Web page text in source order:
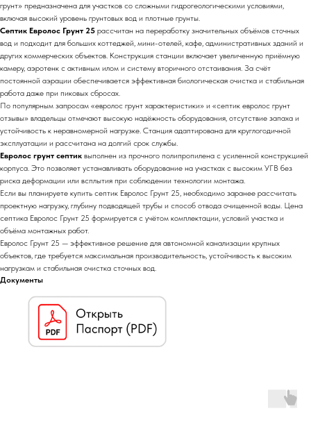
грунт» предназначена для участков со сложными гидрогеологическими условиями,
включая высокий уровень грунтовых вод и плотные грунты.
Септик Евролос Грунт 25 рассчитан на переработку значительных объёмов сточных
вод и подходит для больших коттеджей, мини-отелей, кафе, административных зданий и
других коммерческих объектов. Конструкция станции включает увеличенную приёмную
камеру, аэротенк с активным илом и систему вторичного отстаивания. За счёт
постоянной аэрации обеспечивается эффективная биологическая очистка и стабильная
работа даже при пиковых сбросах.
По популярным запросам «евролос грунт характеристики» и «септик евролос грунт
отзывы» владельцы отмечают высокую надёжность оборудования, отсутствие запаха и
устойчивость к неравномерной нагрузке. Станция адаптирована для круглогодичной
эксплуатации и рассчитана на долгий срок службы.
Евролос грунт септик выполнен из прочного полипропилена с усиленной конструкцией
корпуса. Это позволяет устанавливать оборудование на участках с высоким УГВ без
риска деформации или всплытия при соблюдении технологии монтажа.
Если вы планируете купить септик Евролос Грунт 25, необходимо заранее рассчитать
проектную нагрузку, глубину подводящей трубы и способ отвода очищенной воды. Цена
септика Евролос Грунт 25 формируется с учётом комплектации, условий участка и
объёма монтажных работ.
Евролос Грунт 25 — эффективное решение для автономной канализации крупных
объектов, где требуется максимальная производительность, устойчивость к высоким
нагрузкам и стабильная очистка сточных вод.
Документы